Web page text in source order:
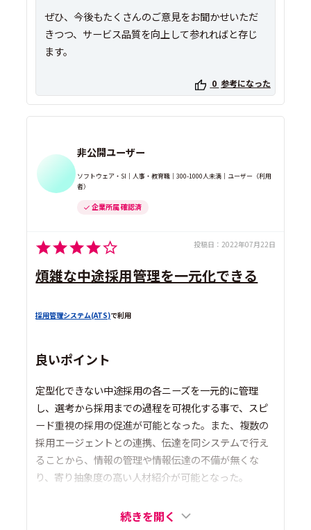
ぜひ、今後もたくさんのご意見をお聞かせいただ
きつつ、サービス品質を向上して参れればと存じ
ます。
0 参考になった
非公開ユーザー
ソフトウェア・SI｜人事・教育職｜300-1000人未満｜ユーザー（利用
者）
企業所属 確認済
投稿日： 2022年07月22日
煩雑な中途採用管理を一元化できる
採用管理システム(ATS)で利用
良いポイント
定型化できない中途採用の各ニーズを一元的に管理
し、選考から採用までの過程を可視化する事で、スピ
ード重視の採用の促進が可能となった。また、複数の
採用エージェントとの連携、伝達を同システムで行え
ることから、情報の管理や情報伝達の不備が無くな
り、寄り抽象度の高い人材紹介が可能となった。
続きを開く